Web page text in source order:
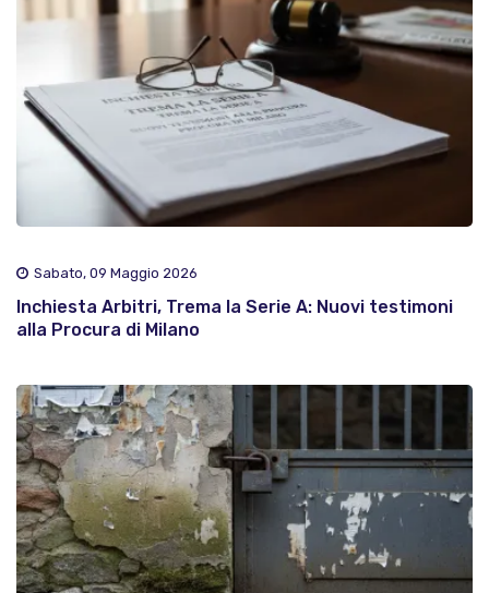
Sabato, 09 Maggio 2026
Inchiesta Arbitri, Trema la Serie A: Nuovi testimoni
alla Procura di Milano